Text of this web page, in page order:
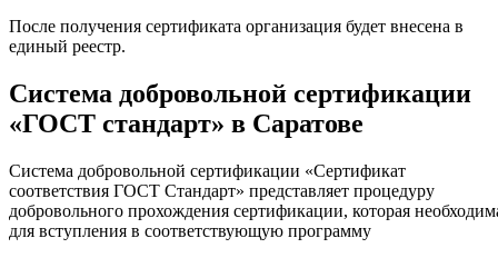
После получения сертификата организация будет внесена в
единый реестр.
Система добровольной сертификации
«ГОСТ стандарт» в Саратове
Система добровольной сертификации «Сертификат
соответствия ГОСТ Стандарт» представляет процедуру
добровольного прохождения сертификации, которая
для вступления в соответствующую программу